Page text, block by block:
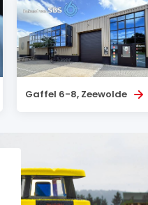
Gaffel 6-8, Zeewolde